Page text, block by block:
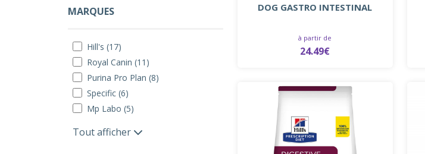
MARQUES
Hill's (17)
Royal Canin (11)
Purina Pro Plan (8)
Specific (6)
Mp Labo (5)
Tout afficher
DOG GASTRO INTESTINAL
à partir de
24.49€